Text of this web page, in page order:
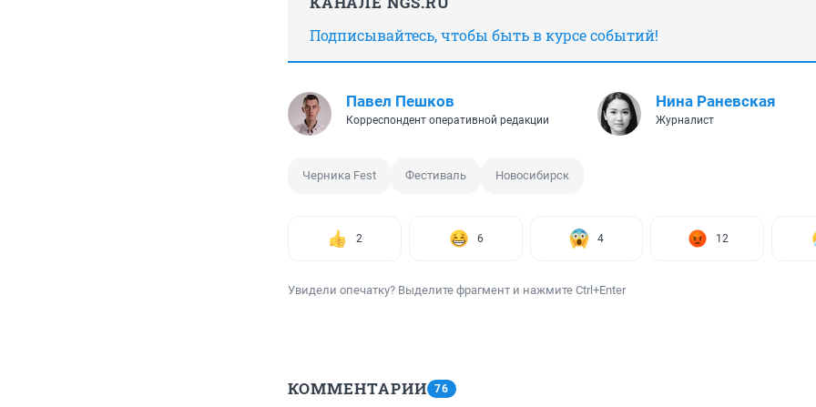
Подписывайтесь, чтобы быть в курсе событий!
Павел Пешков
Корреспондент оперативной редакции
Нина Раневская
Журналист
Черника Fest Фестиваль Новосибирск
2 6 4 12
Увидели опечатку? Выделите фрагмент и нажмите Ctrl+Enter
КОММЕНТАРИИ 76